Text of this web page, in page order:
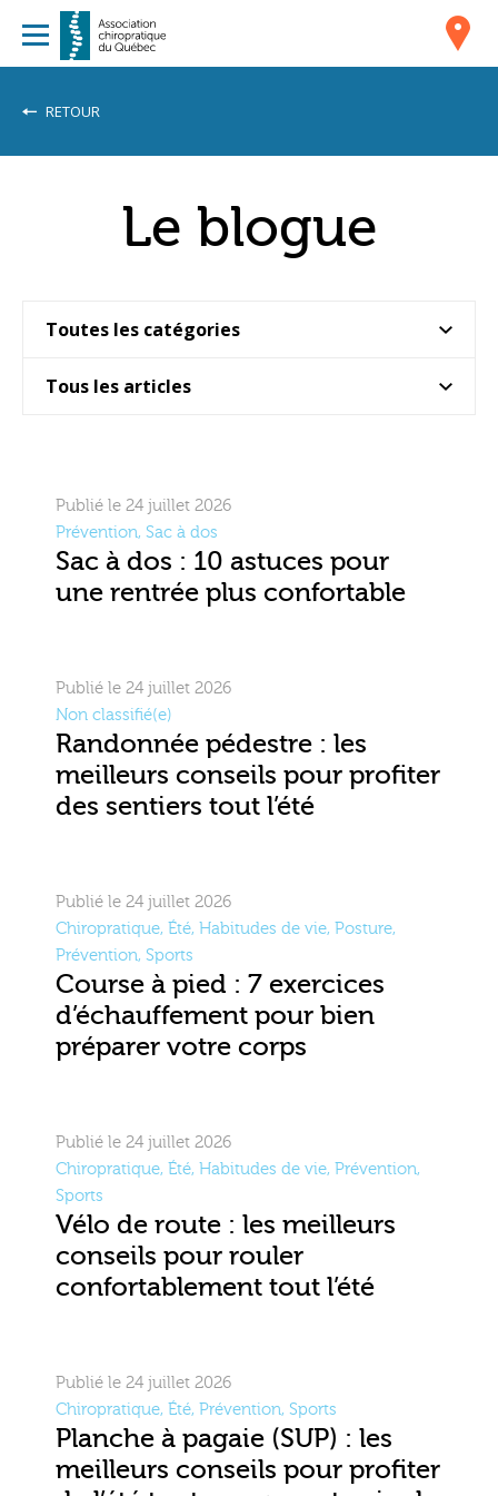
RETOUR
Le blogue
Publié le 24 juillet 2026
Prévention, Sac à dos
Sac à dos : 10 astuces pour
une rentrée plus confortable
Publié le 24 juillet 2026
Non classifié(e)
Randonnée pédestre : les
meilleurs conseils pour profiter
des sentiers tout l’été
Publié le 24 juillet 2026
Chiropratique, Été, Habitudes de vie, Posture,
Prévention, Sports
Course à pied : 7 exercices
d’échauffement pour bien
préparer votre corps
Publié le 24 juillet 2026
Chiropratique, Été, Habitudes de vie, Prévention,
Sports
Vélo de route : les meilleurs
conseils pour rouler
confortablement tout l’été
Publié le 24 juillet 2026
Chiropratique, Été, Prévention, Sports
Planche à pagaie (SUP) : les
meilleurs conseils pour profiter